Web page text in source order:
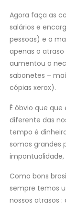
Agora faça as
salários e
pessoas) e a
apenas o
aumentou a
sabonetes –
cópias xerox).
É óbvio que
diferente das
tempo é
somos grandes
impontualidade,
Como bons
sempre temos
nossos atrasos